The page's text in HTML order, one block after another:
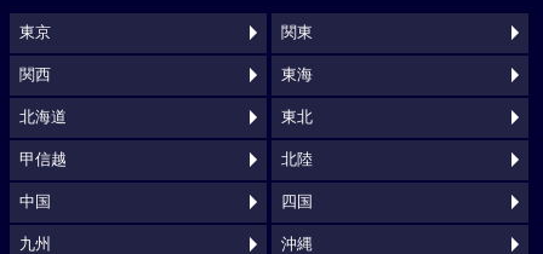
東京 関東
関西 東海
北海道 東北
甲信越 北陸
中国 四国
九州 沖縄